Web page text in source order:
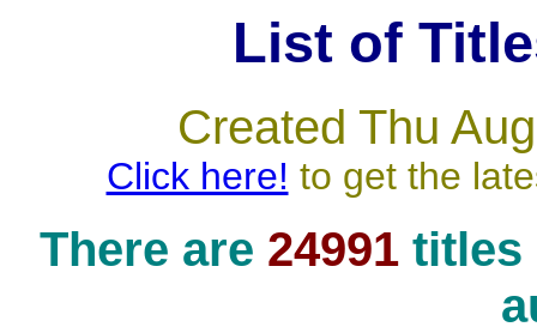
List of
Created Thu
Click here! to get the
There are 24991titles